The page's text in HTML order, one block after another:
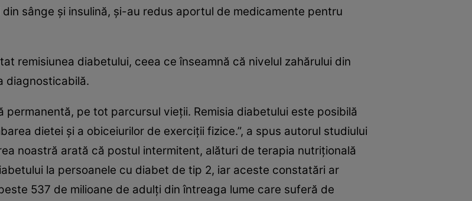
sânge și insulină, și-au redus aportul de medicamente pentru
remisiunea diabetului, ceea ce înseamnă că nivelul zahărului din
diagnosticabilă.
permanentă, pe tot parcursul vieții. Remisia diabetului este posibilă
dietei și a obiceiurilor de exerciții fizice.”, a spus autorul studiului
noastră arată că postul intermitent, alături de terapia nutrițională
la persoanele cu diabet de tip 2, iar aceste constatări ar
537 de milioane de adulți din întreaga lume care suferă de